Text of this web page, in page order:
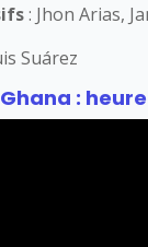
: Jhon Arias,
Suárez
: